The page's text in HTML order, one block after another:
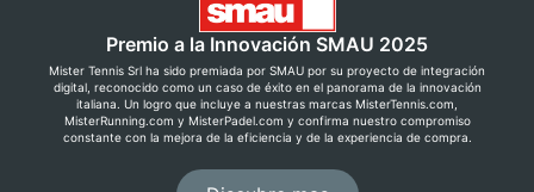
Premio a la Innovación SMAU 2025
Mister Tennis Srl ha sido premiada por SMAU por su proyecto de integración
digital, reconocido como un caso de éxito en el panorama de la innovación
italiana. Un logro que incluye a nuestras marcas MisterTennis.com,
MisterRunning.com y MisterPadel.com y confirma nuestro compromiso
constante con la mejora de la eficiencia y de la experiencia de compra.